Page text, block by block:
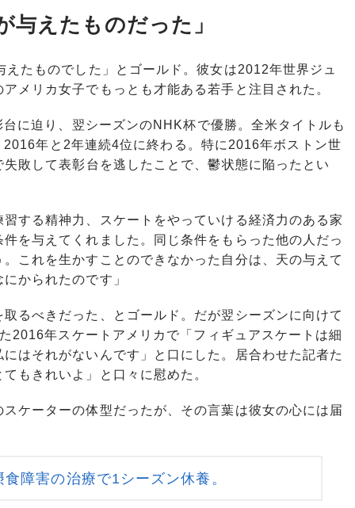
与えたものだった」
たものでした」とゴールド。彼女は2012年世界ジュ
メリカ女子でもっとも才能ある若手と注目された。
迫り、翌シーズンのNHK杯で優勝。全米タイトルも
年と2年連続4位に終わる。特に2016年ボストン世
敗して表彰台を逃したことで、鬱状態に陥ったとい
する精神力、スケートをやっていける経済力のある家
を与えてくれました。同じ条件をもらった他の人だっ
これを生かすことのできなかった自分は、天の与えて
かられたのです」
るべきだった、とゴールド。だが翌シーズンに向けて
2016年スケートアメリカで「フィギュアスケートは細
はそれがないんです」と口にした。居合わせた記者た
もきれいよ」と口々に慰めた。
ケーターの体型だったが、その言葉は彼女の心には届
障害の治療で1シーズン休養。